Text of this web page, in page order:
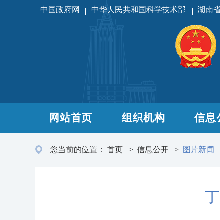
中国政府网 中华人民共和国科学技术部 湖南
网站首页 组织机构 信息
您当前的位置： 首页 > 信息公开 > 图片新闻